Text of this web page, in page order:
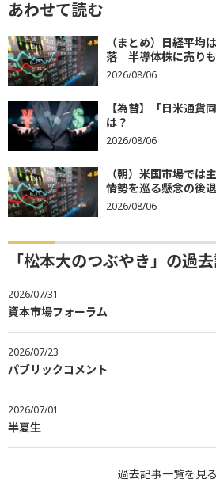
あわせて読む
（まとめ）日経平均
落 半導体株に売り
2026/08/06
【為替】「日米通貨
は？
2026/08/06
（朝）米国市場で
情勢を巡る懸念の後
2026/08/06
「松本大のつぶやき」の過
2026/07/31
資本市場フォーラム
2026/07/23
パブリックコメント
2026/07/01
半夏生
過去記事一覧を見る